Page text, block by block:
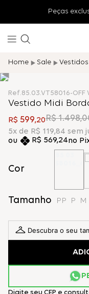
Peças
Sale Vestidos
Ref.85.03.VT58016-OFF
Vestido Midi
R$ 599,20R$ 1.498,
5x de R$ 119,84 sem
R$ 569,24no
Cor
Tamanho PP P M
Descubra o seu